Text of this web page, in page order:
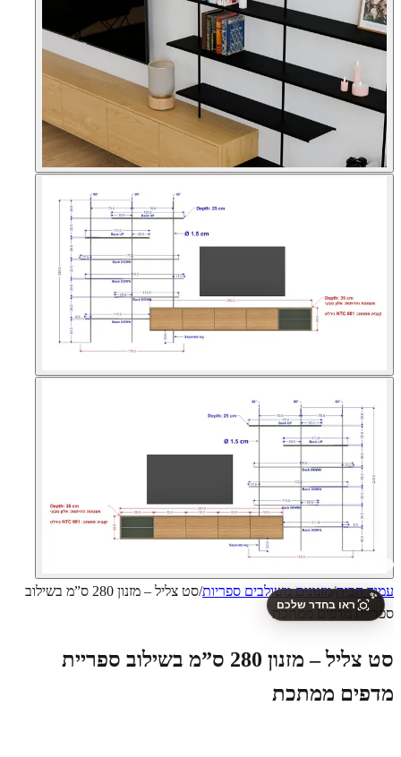
✨
ראו בחדר שלכם
עמוד הבית/מזנונים משולבים ספריות/
סט צליל – מזנון 280 ס”מ בשילוב
ספריית מדפים ממתכת
סט צליל – מזנון 280 ס”מ בשילוב ספריית
מדפים ממתכת